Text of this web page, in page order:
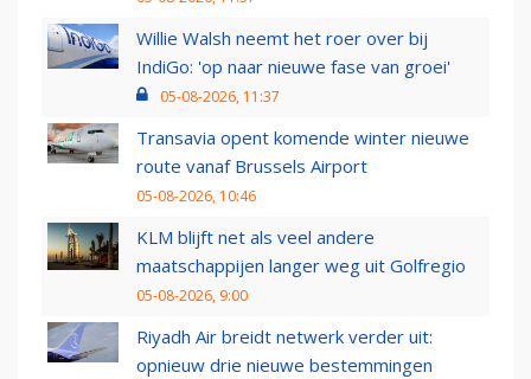
Willie Walsh neemt het roer over bij
IndiGo: 'op naar nieuwe fase van groei'
05-08-2026, 11:37
Transavia opent komende winter nieuwe
route vanaf Brussels Airport
05-08-2026, 10:46
KLM blijft net als veel andere
maatschappijen langer weg uit Golfregio
05-08-2026, 9:00
Riyadh Air breidt netwerk verder uit:
opnieuw drie nieuwe bestemmingen